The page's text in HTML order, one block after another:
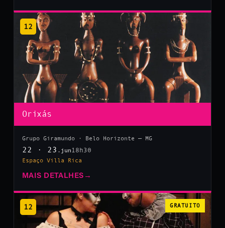
12
Orixás
Grupo Giramundo · Belo Horizonte — MG
22 · 23 .jun 18h30
Espaço Villa Rica
MAIS DETALHES →
12 GRATUITO